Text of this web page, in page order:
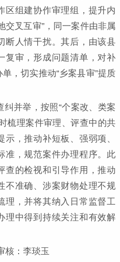
区组建协作审理组，提升内
交叉互审”，同一案件由非属
断人情干扰。其后，由该县
复审，形成问题清单，对补
，切实推动“乡案县审”提质
纠并举，按照“个案改、类案
梳理案件审理、评查中的共
，推动补短板、强弱项、
准，规范案件办理程序。此
查的检视和引导作用，推动
不准确、涉案财物处理不规
理，并将其纳入日常监督工
理中得到持续关注和有效解
核：李琰玉